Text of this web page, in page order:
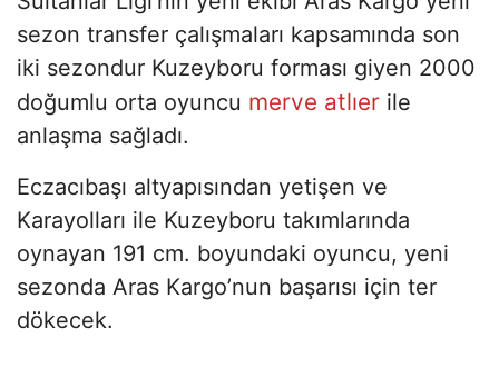
sezon transfer çalışmaları kapsamında son
iki sezondur Kuzeyboru forması giyen 2000
doğumlu orta oyuncu merve atlıer ile
anlaşma sağladı.
Eczacıbaşı altyapısından yetişen ve
Karayolları ile Kuzeyboru takımlarında
oynayan 191 cm. boyundaki oyuncu, yeni
sezonda Aras Kargo’nun başarısı için ter
dökecek.